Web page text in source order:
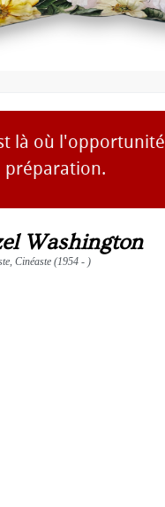
là où l'opportunité
préparation.
Washington
Cinéaste (1954 - )